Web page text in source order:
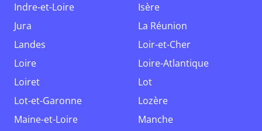
Indre-et-Loire
Isère
Jura
La Réunion
Landes
Loir-et-Cher
Loire
Loire-Atlantique
Loiret
Lot
Lot-et-Garonne
Lozère
Maine-et-Loire
Manche